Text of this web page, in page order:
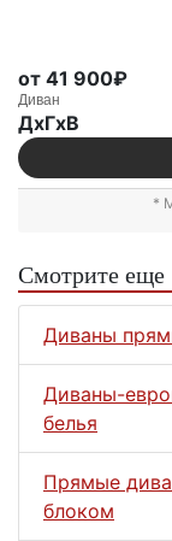
от 41 900₽
Диван
ДxГxВ
*
Смотрите еще
Диваны
Диваны-
белья
Прямые
блоком